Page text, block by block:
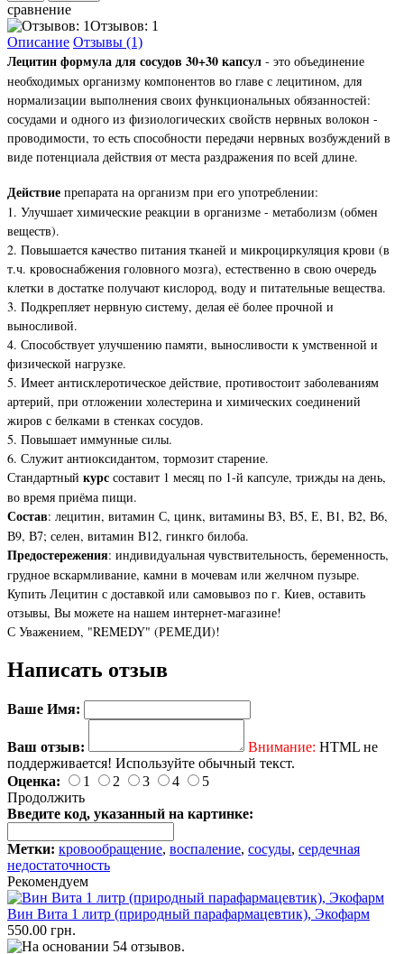
сравнение
Отзывов: 1
Описание Отзывы (1)
Лецитин формула для сосудов 30+30 капсул - это объединение
необходимых организму компонентов во главе с лецитином, для
нормализации выполнения своих функциональных обязанностей:
сосудами и одного из физиологических свойств нервных волокон -
проводимости, то есть способности передачи нервных возбуждений в
виде потенциала действия от места раздражения по всей длине.
Действие препарата на организм при его употреблении:
1. Улучшает химические реакции в организме - метаболизм (обмен
веществ).
2. Повышается качество питания тканей и микроциркуляция крови (в
т.ч. кровоснабжения головного мозга), естественно в свою очередь
клетки в достатке получают кислород, воду и питательные вещества.
3. Подкрепляет нервную систему, делая её более прочной и
выносливой.
4. Способствует улучшению памяти, выносливости к умственной и
физической нагрузке.
5. Имеет антисклеротическое действие, противостоит заболеваниям
артерий, при отложении холестерина и химических соединений
жиров с белками в стенках сосудов.
5. Повышает иммунные силы.
6. Служит антиоксидантом, тормозит старение.
Стандартный курс составит 1 месяц по 1-й капсуле, трижды на день,
во время приёма пищи.
Состав: лецитин, витамин С, цинк, витамины В3, В5, Е, В1, В2, В6,
В9, В7; селен, витамин В12, гинкго билоба.
Предостережения: индивидуальная чувствительность, беременность,
грудное вскармливание, камни в мочевам или желчном пузыре.
Купить Лецитин с доставкой или самовывоз по г. Киев, оставить
отзывы, Вы можете на нашем интернет-магазине!
С Уважением, "REMEDY" (РЕМЕДИ)!
Написать отзыв
Ваше Имя:
Ваш отзыв: Внимание: HTML не
поддерживается! Используйте обычный текст.
Оценка:
1 2 3 4
5
Продолжить
Введите код, указанный на картинке:
Метки: кровообращение, воспаление, сосуды, сердечная
недостаточность
Рекомендуем
Вин Вита 1 литр (природный парафармацевтик), Экофарм
550.00 грн.